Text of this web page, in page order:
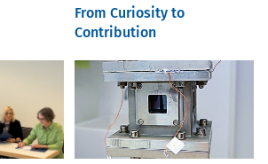
From Curiosity to
Contribution